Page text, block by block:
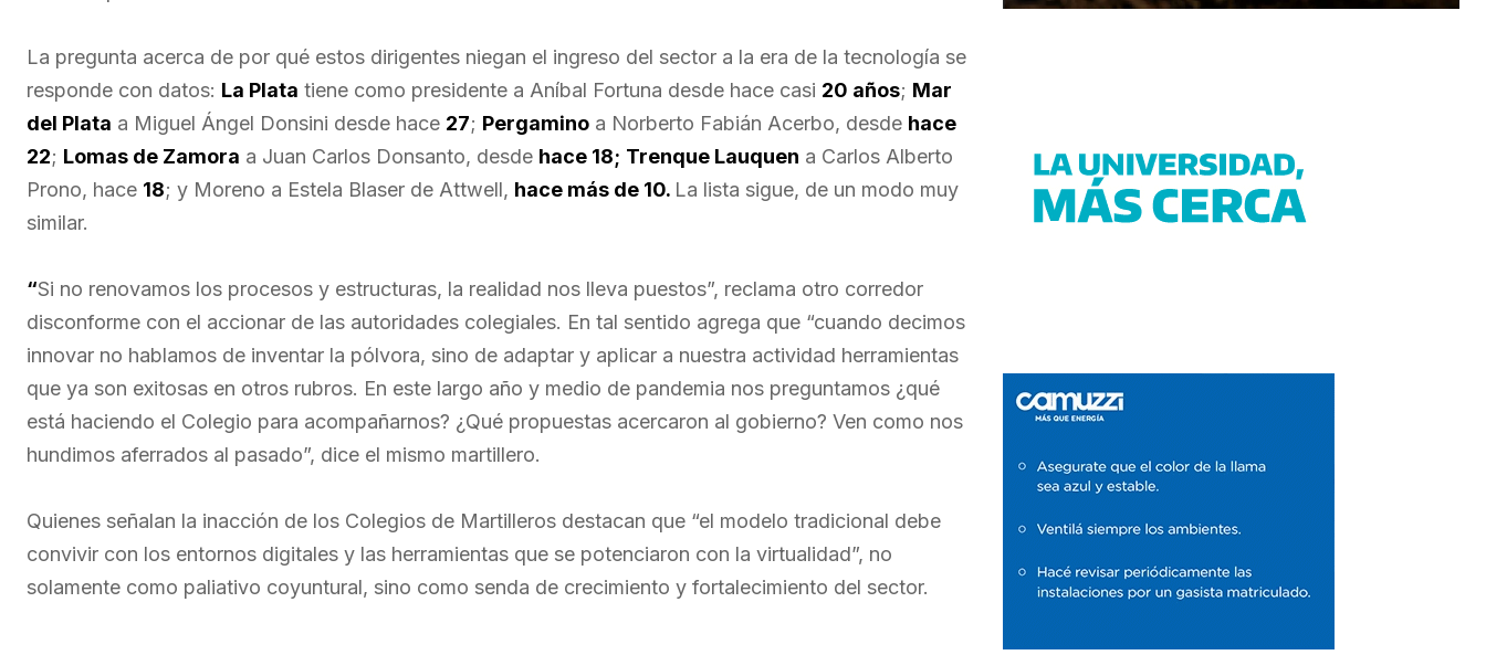
La pregunta acerca de por qué estos dirigentes niegan el ingreso del sector a la era de la tecnología se
responde con datos: La Plata tiene como presidente a Aníbal Fortuna desde hace casi 20 años; Mar
del Plata a Miguel Ángel Donsini desde hace 27; Pergamino a Norberto Fabián Acerbo, desde hace
22; Lomas de Zamora a Juan Carlos Donsanto, desde hace 18; Trenque Lauquen a Carlos Alberto
Prono, hace 18; y Moreno a Estela Blaser de Attwell, hace más de 10. La lista sigue, de un modo muy
similar.
“Si no renovamos los procesos y estructuras, la realidad nos lleva puestos”, reclama otro corredor
disconforme con el accionar de las autoridades colegiales. En tal sentido agrega que “cuando decimos
innovar no hablamos de inventar la pólvora, sino de adaptar y aplicar a nuestra actividad herramientas
que ya son exitosas en otros rubros. En este largo año y medio de pandemia nos preguntamos ¿qué
está haciendo el Colegio para acompañarnos? ¿Qué propuestas acercaron al gobierno? Ven como nos
hundimos aferrados al pasado”, dice el mismo martillero.
Quienes señalan la inacción de los Colegios de Martilleros destacan que “el modelo tradicional debe
convivir con los entornos digitales y las herramientas que se potenciaron con la virtualidad”, no
solamente como paliativo coyuntural, sino como senda de crecimiento y fortalecimiento del sector.